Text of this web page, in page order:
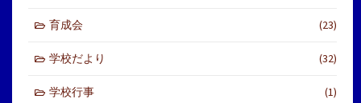
育成会 (23)
学校だより (32)
学校行事 (1)